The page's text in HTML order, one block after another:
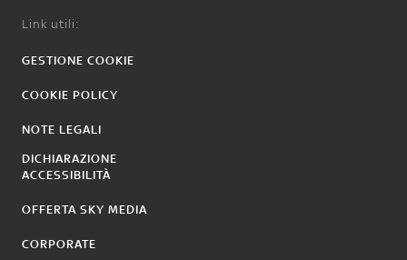
Link utili:
GESTIONE COOKIE
COOKIE POLICY
NOTE LEGALI
DICHIARAZIONE
ACCESSIBILITÀ
OFFERTA SKY MEDIA
CORPORATE